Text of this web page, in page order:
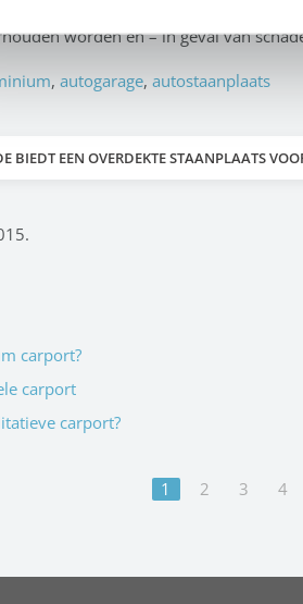
of op een oprit staan, lopen meer
worden en – in geval van
, autogarage, autostaanplaats
BIEDT EEN OVERDEKTE STAANPLAATS
.
carport?
carport
carport?
1 2 3 4